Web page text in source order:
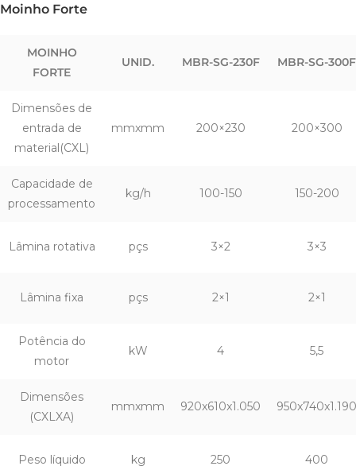
Moinho Forte
MOINHO
FORTE
UNID. MBR-SG-230F MBR-SG-300F
Dimensões de
entrada de
material(CXL)
mmxmm 200×230 200×300
Capacidade de
processamento
kg/h 100-150 150-200
Lâmina rotativa pçs 3×2 3×3
Lâmina fixa pçs 2×1 2×1
Potência do
motor
kW 4 5,5
Dimensões
(CXLXA)
mmxmm 920x610x1.050 950x740x1.190
Peso líquido kg 250 400